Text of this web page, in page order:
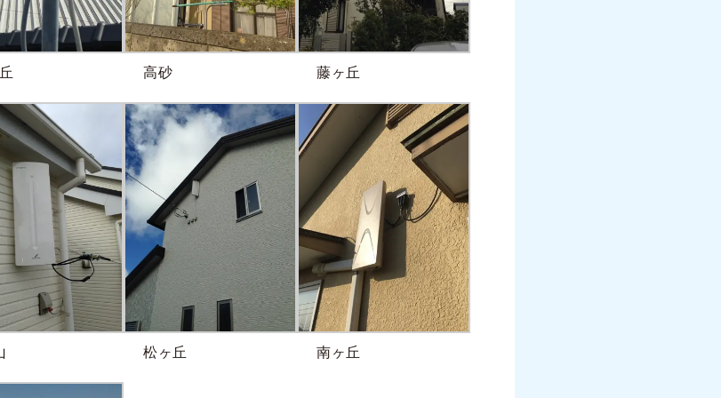
高砂 藤ヶ丘
松ヶ丘 南ヶ丘